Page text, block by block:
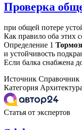
Проверка
при общей потере
Как правило оба этих
Определение 1
и устойчивость
Если балка снабжена
Источник Справочник
Категория
Статья от экспертов